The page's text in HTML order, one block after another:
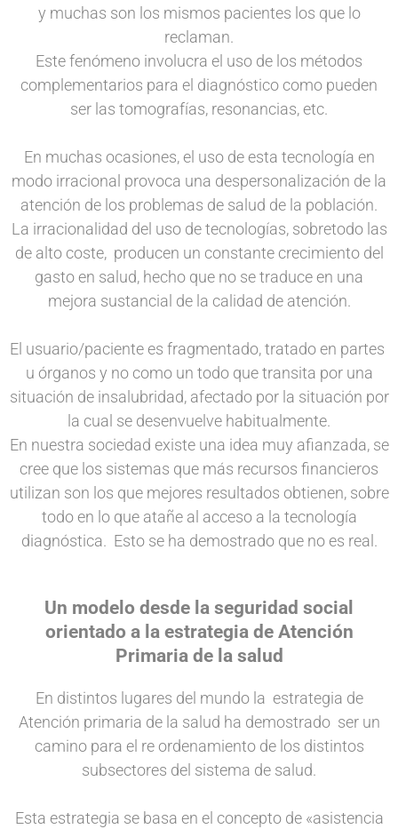
y muchas son los mismos pacientes los que lo
reclaman.
Este fenómeno involucra el uso de los métodos
complementarios para el diagnóstico como pueden
ser las tomografías, resonancias, etc.
En muchas ocasiones, el uso de esta tecnología en
modo irracional provoca una despersonalización de la
atención de los problemas de salud de la población.
La irracionalidad del uso de tecnologías, sobretodo las
de alto coste, producen un constante crecimiento del
gasto en salud, hecho que no se traduce en una
mejora sustancial de la calidad de atención.
El usuario/paciente es fragmentado, tratado en partes
u órganos y no como un todo que transita por una
situación de insalubridad, afectado por la situación por
la cual se desenvuelve habitualmente.
En nuestra sociedad existe una idea muy afianzada, se
cree que los sistemas que más recursos financieros
utilizan son los que mejores resultados obtienen, sobre
todo en lo que atañe al acceso a la tecnología
diagnóstica. Esto se ha demostrado que no es real.
Un modelo desde la seguridad social
orientado a la estrategia de Atención
Primaria de la salud
En distintos lugares del mundo la estrategia de
Atención primaria de la salud ha demostrado ser un
camino para el re ordenamiento de los distintos
subsectores del sistema de salud.
Esta estrategia se basa en el concepto de «asistencia